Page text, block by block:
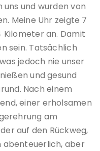
und wurden von
Meine Uhr zeigte 7
Kilometer an. Damit
sein. Tatsächlich
jedoch nie unser
und gesund
Nach einem
einer erholsamen
am
auf den Rückweg,
abenteuerlich, aber